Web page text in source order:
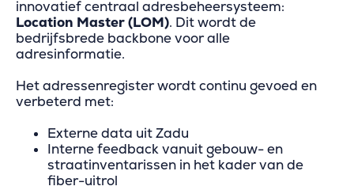
innovatief centraal adresbeheersysteem:
Location Master (LOM). Dit wordt de
bedrijfsbrede backbone voor alle
adresinformatie.
Het adressenregister wordt continu gevoed en
verbeterd met:
Externe data uit Zadu
Interne feedback vanuit gebouw- en
straatinventarissen in het kader van de
fiber-uitrol